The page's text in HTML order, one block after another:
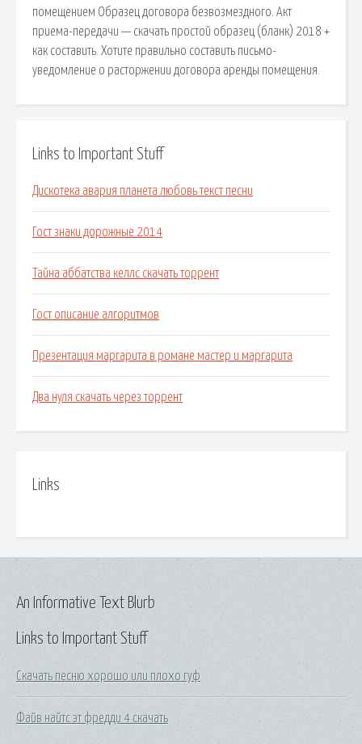
помещением Образец договора безвозмездного. Акт
приема-передачи — скачать простой образец (бланк) 2018 +
как составить. Хотите правильно составить письмо-
уведомление о расторжении договора аренды помещения.
Links to Important Stuff
Дискотека авария планета любовь текст песни
Гост знаки дорожные 2014
Тайна аббатства келлс скачать торрент
Гост описание алгоритмов
Презентация маргарита в романе мастер и маргарита
Два нуля скачать через торрент
Links
Links to Important Stuff
Скачать песню хорошо или плохо гуф
Файв найтс эт фредди 4 скачать
An Informative Text Blurb